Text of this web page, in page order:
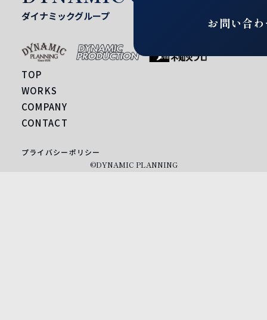
お問い合
ダイナミックグループ
TOP
WORKS
COMPANY
CONTACT
プライバシーポリシー
©DYNAMIC PLANNING